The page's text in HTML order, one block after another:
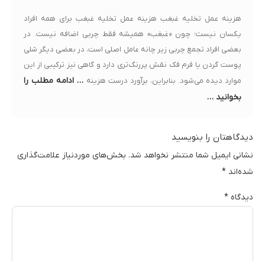
هزینه عمل تخلیه غبغب هزینه عمل تخلیه غبغب برای همه افراد
یکسان نیست؛ چون «غبغب» همیشه فقط چربی اضافه نیست. در
بعضی افراد تجمع چربی زیر چانه عامل اصلی است، در بعضی دیگر شلی
پوست گردن یا فرم فک نقش پررنگ‌تری دارد و گاهی نیز ترکیبی از این
موارد دیده می‌شود. بنابراین، برآورد درست هزینه … ادامه مطلب را
بخوانید …
دیدگاهتان را بنویسید
نشانی ایمیل شما منتشر نخواهد شد. بخش‌های موردنیاز علامت‌گذاری
شده‌اند *
دیدگاه *